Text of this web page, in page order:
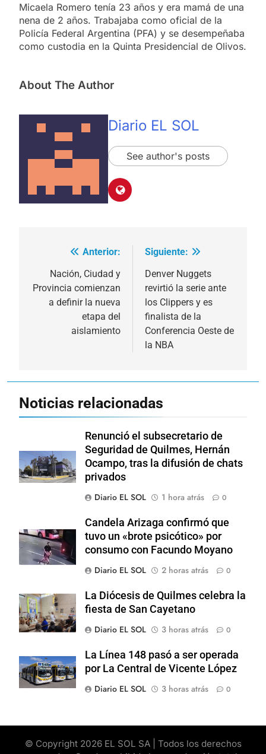
Micaela Romero tenía 23 años y era mamá de una
nena de 2 años. Trabajaba como oficial de la
Policía Federal Argentina (PFA) y se desempeñaba
como custodia en la Quinta Presidencial de Olivos.
About The Author
Diario EL SOL
See author's posts
Navegación
entradas
Anterior:
Nación, Ciudad y
Provincia comienzan
a definir la nueva
etapa del
aislamiento
Siguiente:
Denver Nuggets
revirtió la serie ante
los Clippers y es
finalista de la
Conferencia Oeste de
la NBA
Noticias relacionadas
Renunció el subsecretario de
Seguridad de Quilmes, Hernán
Ocampo, tras la difusión de chats
privados
Diario EL SOL
1 hora atrás 0
Candela Arizaga confirmó que
tuvo un «brote psicótico» por
consumo con Facundo Moyano
Diario EL SOL
2 horas atrás 0
La Diócesis de Quilmes celebra la
fiesta de San Cayetano
Diario EL SOL
3 horas atrás 0
La Línea 148 pasó a ser operada
por La Central de Vicente López
Diario EL SOL
3 horas atrás 0
© Copyright 2026 EL SOL SA | Todos los derechos